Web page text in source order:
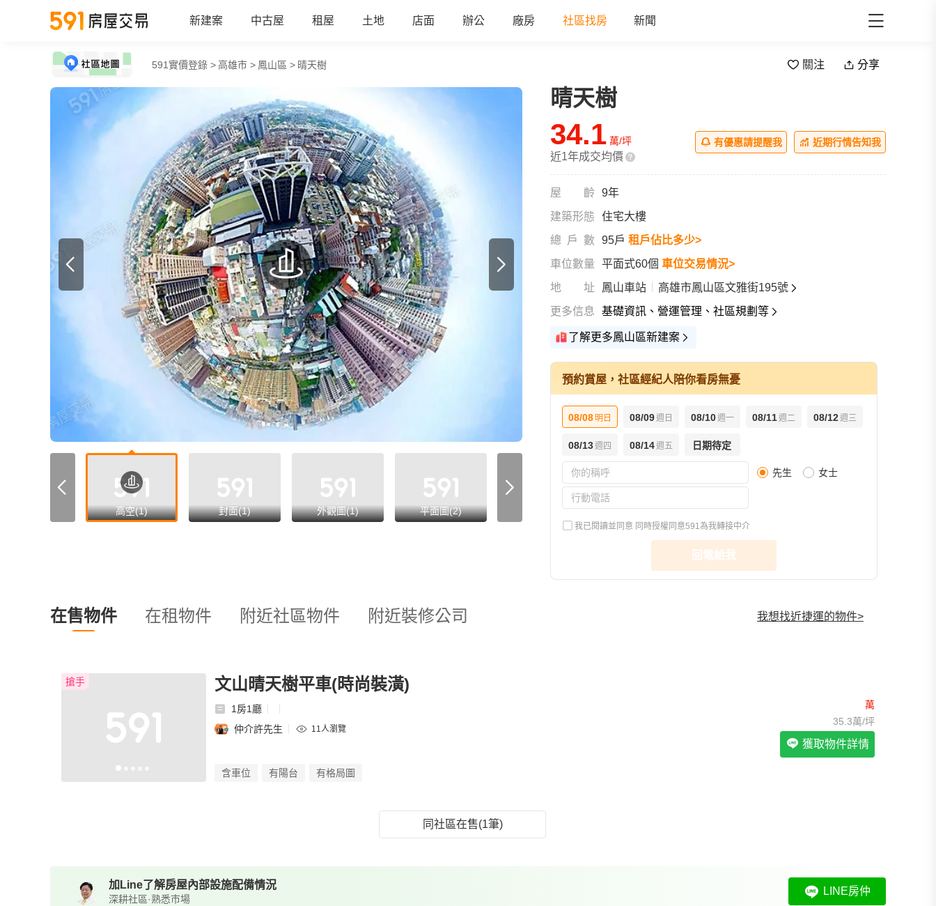
新建案 中古屋 租屋 土地 店面 辦公 廠房 社區找房 新聞
591實價登錄 >高雄市 > 鳳山區 > 晴天樹 關注 分享
all
高空(1) 封面(1) 外觀圖(1) 平面圖(2) 樣品屋(15) 環境圖(7)
晴天樹
34.1 萬/坪
近1年成交均價
有優惠請提醒我 近期行情告知我
屋齡
9年
建築形態
住宅大樓
總戶數 95戶 租戶佔比多少>
車位數量
平面式60個 車位交易情況>
地址
鳳山車站
高雄市鳳山區文雅街195號
更多信息
基礎資訊、營運管理、社區規劃等
了解更多鳳山區新建案
預約賞屋，社區經紀人陪你看房無憂
08/08 明日 08/09週日 08/10週一 08/11週二 08/12週三
08/13週四 08/14週五 日期待定
先生 女士
我已閱讀並同意 同時授權同意591為我轉接中介
回電給我
在售物件 在租物件 附近社區物件 附近裝修公司 我想找近捷運的物件>
搶手 文山晴天樹平車(時尚裝潢)
1房1廳
仲介許先生
11人瀏覽
含車位 有陽台 有格局圖
萬
35.3萬/坪
獲取物件詳情
同社區在售(1筆)
加Line了解房屋內部設施配備情況
深耕社區·熟悉市場
LINE房仲